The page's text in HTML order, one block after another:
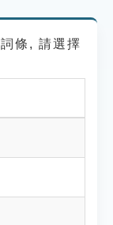
詞條, 請選擇